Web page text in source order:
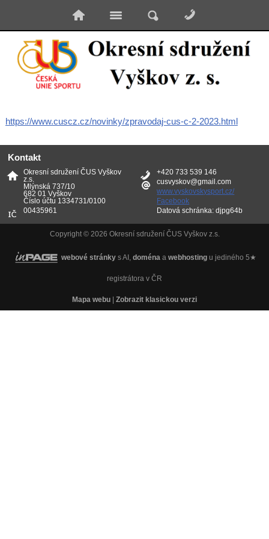
https://www.cuscz.cz/novinky/zpravodaj-cus-c-2-2023.html
Kontakt
Okresní sdružení ČUS Vyškov
z.s.
Mlýnská 737/10
682 01 Vyškov
Číslo účtu 1334731/0100
00435961
+420 733 539 146
cusvyskov@gmail.com
www.vyskovskysport.cz/
Facebook
Datová schránka: djpg64b
Copyright © 2026 Okresní sdružení ČUS Vyškov z.s.
webové stránky s AI, doména a webhosting u jediného 5★
registrátora v ČR
Mapa webu Zobrazit klasickou verzi